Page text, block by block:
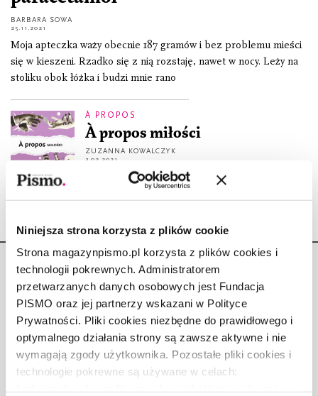
Niniejsza strona korzysta z plików cookie
Strona magazynpismo.pl korzysta z plików cookies i
technologii pokrewnych. Administratorem
przetwarzanych danych osobowych jest Fundacja
PISMO oraz jej partnerzy wskazani w Polityce
Prywatności. Pliki cookies niezbędne do prawidłowego i
optymalnego działania strony są zawsze aktywne i nie
wymagają zgody użytkownika. Pozostałe pliki cookies i
technologie pokrewne są używane w celach:
BARBARA SOWA
25.11.2021
Moja apteczka waży obecnie 187 gramów i bez problemu mieści
się w kieszeni. Rzadko się z nią rozstaję, nawet w nocy. Leży na
stoliku obok łóżka i budzi mnie rano
À PROPOS
À propos miłości
ZUZANNA KOWALCZYK
3.02.2021
Copyright © Fundacja Pismo